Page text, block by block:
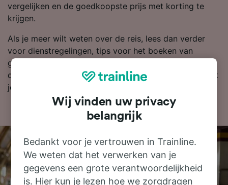
vergelijken en de goedkoopste prijs met korting te
krijgen.
Als je meer wilt weten over de reis, lees dan verder
voor dienstregelingen, tips voor het boeken van
goedkope treinkaartjes en veelgestelde vragen, zoals
de eerste en laatste treinen. Wil je gelijk boeken? Zoek
je kaartjes dan vandaag bij ons!
Wij vinden uw privacy
belangrijk
Bedankt voor je vertrouwen in Trainline.
We weten dat het verwerken van je
gegevens een grote verantwoordelijkheid
is. Hier kun je lezen hoe we zorgdragen